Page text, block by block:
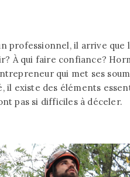
professionnel, il arrive que
À qui faire confiance?
qui met ses
il existe des éléments
pas si difficiles à déceler.